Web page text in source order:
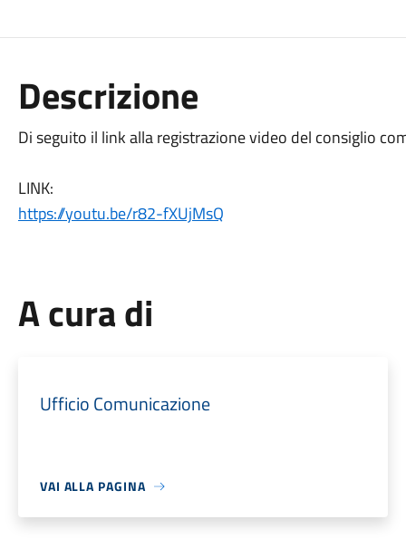
Descrizione
Di seguito il link alla registrazione video del consiglio
LINK:
https://youtu.be/r82-fXUjMsQ
A cura di
Ufficio Comunicazione
VAI ALLA PAGINA